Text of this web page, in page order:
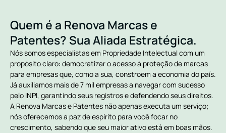
Quem é a Renova Marcas e
Patentes? Sua Aliada Estratégica.
Nós somos especialistas em Propriedade Intelectual com um
propósito claro: democratizar o acesso à proteção de marcas
para empresas que, como a sua, constroem a economia do país.
Já auxiliamos mais de 7 mil empresas a navegar com sucesso
pelo INPI, garantindo seus registros e defendendo seus direitos.
A Renova Marcas e Patentes não apenas executa um serviço;
nós oferecemos a paz de espírito para você focar no
crescimento, sabendo que seu maior ativo está em boas mãos.